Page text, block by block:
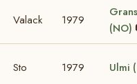
Valack 1979
(NO)
Sto 1979 Ulmi